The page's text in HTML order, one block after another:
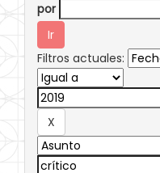
por
Filtros actuales: